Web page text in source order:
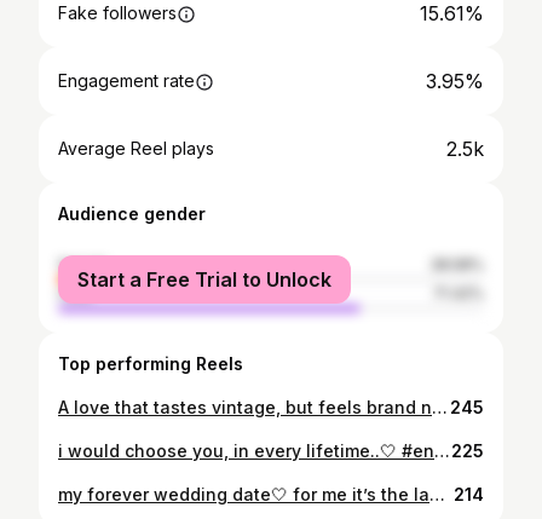
Fake followers 15.61%
Engagement rate 3.95%
Average Reel plays 2.5k
Audience gender
female
male
Start a Free Trial to Unlock
Top performing Reels
A love that tastes vintage, but feels brand new..🤍 #engangement #shoot #isaidyes #loml #ootn #ootnight @erxn_tpl 245
i would choose you, in every lifetime..🤍 #engangement #engagementshoot #coupleshoot #loml #loveofmylife #bridetobe #brideandgroom #bridalmakeup #munich225
my forever wedding date🤍 for me it’s the last picture-> #wedding #weddingdate #mylove #couple #couplegoals #ootn #outfitofthenight #munich 214